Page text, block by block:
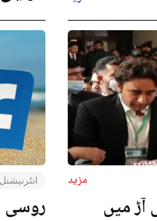
مزید
آڑ میں
انٹرنیشنل
روسی